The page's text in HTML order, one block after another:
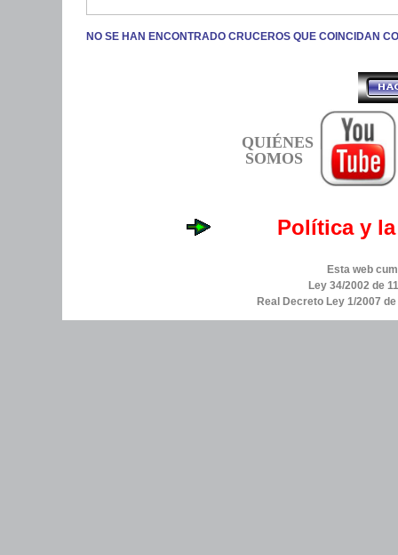
NO SE HAN ENCONTRADO CRUCEROS QUE COINCIDAN
QUIÉNES
SOMOS
Política y
Esta web
Ley 34/2002 de
Real Decreto Ley 1/2007